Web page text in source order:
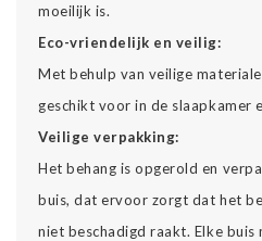
moeilijk is.
Eco-vriendelijk en veilig:
Met behulp van veilige
geschikt voor in de slaapkamer
Veilige verpakking:
Het behang is opgerold en
buis, dat ervoor zorgt dat het
niet beschadigd raakt. Elke buis